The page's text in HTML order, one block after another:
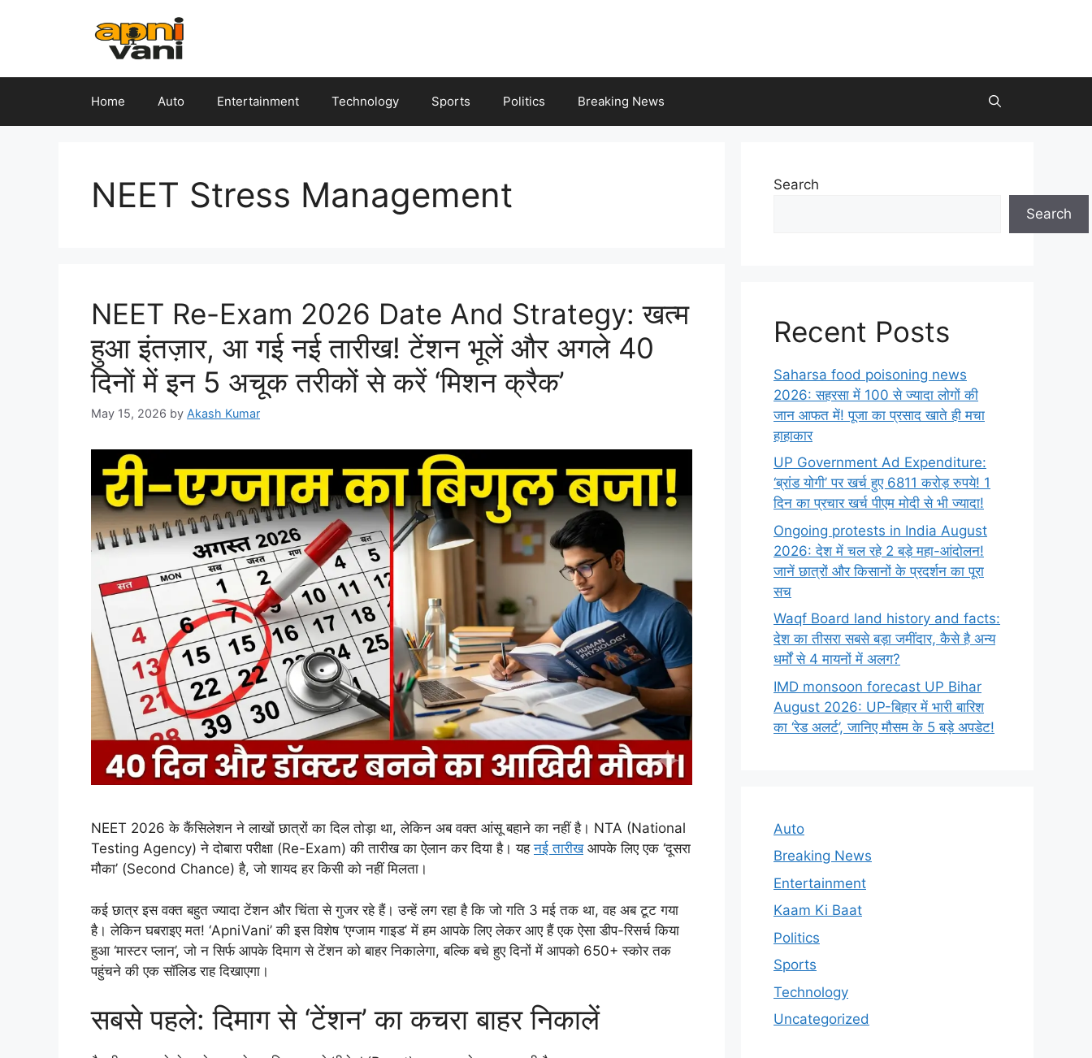
Home Auto Entertainment Technology Sports Politics Breaking News
NEET Stress Management
NEET Re-Exam 2026 Date And Strategy: खत्म
हुआ इंतज़ार, आ गई नई तारीख! टेंशन भूलें और अगले 40
दिनों में इन 5 अचूक तरीकों से करें ‘मिशन क्रैक’
May 15, 2026 by Akash Kumar
NEET 2026 के कैंसिलेशन ने लाखों छात्रों का दिल तोड़ा था, लेकिन अब वक्त आंसू बहाने का नहीं है। NTA (National
Testing Agency) ने दोबारा परीक्षा (Re-Exam) की तारीख का ऐलान कर दिया है। यहनई तारीखआपके लिए एक ‘दूसरा
मौका’ (Second Chance) है, जो शायद हर किसी को नहीं मिलता।
कई छात्र इस वक्त बहुत ज्यादा टेंशन और चिंता से गुजर रहे हैं। उन्हें लग रहा है कि जो गति 3 मई तक था, वह अब टूट गया
है। लेकिन घबराइए मत! ‘ApniVani’ की इस विशेष ‘एग्जाम गाइड’ में हम आपके लिए लेकर आए हैं एक ऐसा डीप-रिसर्च किया
हुआ ‘मास्टर प्लान’, जो न सिर्फ आपके दिमाग से टेंशन को बाहर निकालेगा, बल्कि बचे हुए दिनों में आपको 650+ स्कोर तक
पहुंचने की एक सॉलिड राह दिखाएगा।
सबसे पहले: दिमाग से ‘टेंशन’ का कचरा बाहर निकालें
Search
Search
Recent Posts
Saharsa food poisoning news
2026: सहरसा में 100 से ज्यादा लोगों की
जान आफत में! पूजा का प्रसाद खाते ही मचा
हाहाकार
UP Government Ad Expenditure:
‘ब्रांड योगी’ पर खर्च हुए 6811 करोड़ रुपये! 1
दिन का प्रचार खर्च पीएम मोदी से भी ज्यादा!
Ongoing protests in India August
2026: देश में चल रहे 2 बड़े महा-आंदोलन!
जानें छात्रों और किसानों के प्रदर्शन का पूरा
सच
Waqf Board land history and facts:
देश का तीसरा सबसे बड़ा जमींदार, कैसे है अन्य
धर्मों से 4 मायनों में अलग?
IMD monsoon forecast UP Bihar
August 2026: UP-बिहार में भारी बारिश
का ‘रेड अलर्ट’, जानिए मौसम के 5 बड़े अपडेट!
Auto
Breaking News
Entertainment
Kaam Ki Baat
Politics
Sports
Technology
Uncategorized